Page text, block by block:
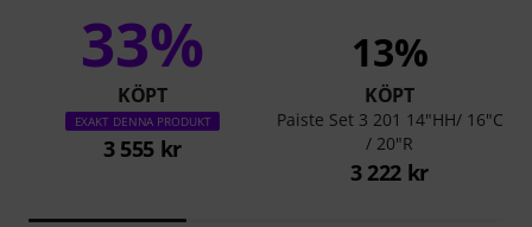
33%
KÖPT
EXAKT DENNA PRODUKT
3 555 kr
13%
KÖPT
Paiste Set 3 201 14"HH/ 16"C
/ 20"R
3 222 kr